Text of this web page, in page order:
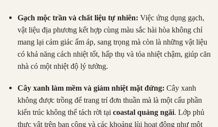
Gạch mộc trần và chất liệu tự nhiên: Việc ứng dụng gạch,
vật liệu địa phương kết hợp cùng màu sắc hài hòa không chỉ
mang lại cảm giác ấm áp, sang trọng mà còn là những vật liệu
có khả năng cách nhiệt tốt, hấp thụ và tỏa nhiệt chậm, giúp căn
nhà có một nhiệt độ lý tưởng.
Cây xanh làm mềm và giảm nhiệt mặt đứng: Cây xanh
không được trồng để trang trí đơn thuần mà là một cấu phần
kiến trúc không thể tách rời tại coastal quảng ngãi. Lớp phủ
thực vật trên ban công và các khoảng lùi hoạt động như một